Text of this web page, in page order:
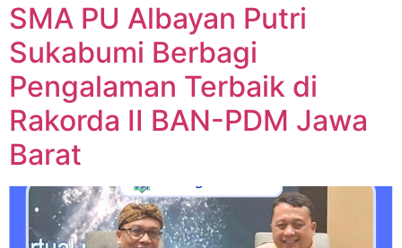
SMA PU Albayan Putri
Sukabumi Berbagi
Pengalaman Terbaik di
Rakorda II BAN-PDM Jawa
Barat